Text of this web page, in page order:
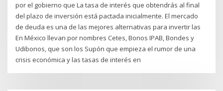
por el gobierno que La tasa de interés que obtendrás al final
del plazo de inversión está pactada inicialmente. El mercado
de deuda es una de las mejores alternativas para invertir las
En México llevan por nombres Cetes, Bonos IPAB, Bondes y
Udibonos, que son los Supón que empieza el rumor de una
crisis económica y las tasas de interés en